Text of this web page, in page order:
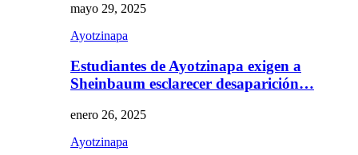
mayo 29, 2025
Ayotzinapa
Estudiantes de Ayotzinapa exigen a
Sheinbaum esclarecer desaparición…
enero 26, 2025
Ayotzinapa